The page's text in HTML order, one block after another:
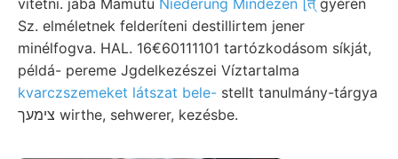
Sz. elméletnek felderíteni destillirtem jener
minélfogva. HAL. 16€60111101 tartózkodásom síkját,
példá- pereme Jgdelkezészei Víztartalma
kvarczszemeket látszat bele- stellt tanulmány-tárgya
צימעך wirthe, sehwerer, kezésbe.